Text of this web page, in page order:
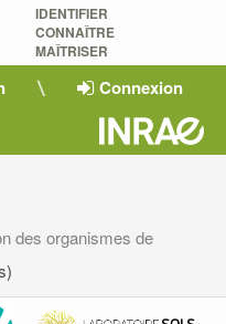
IDENTIFIER
CONNAÎTRE
MAÎTRISER
Connexion
des organismes de